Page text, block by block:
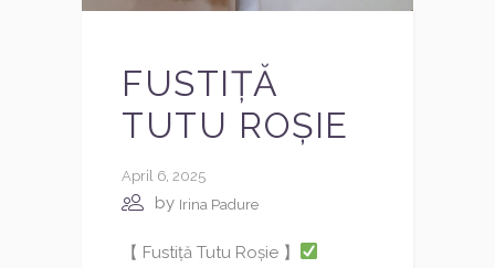
FUSTIȚĂ
TUTU ROȘIE
April 6, 2025
by Irina Padure
【 Fustiță Tutu Roșie 】